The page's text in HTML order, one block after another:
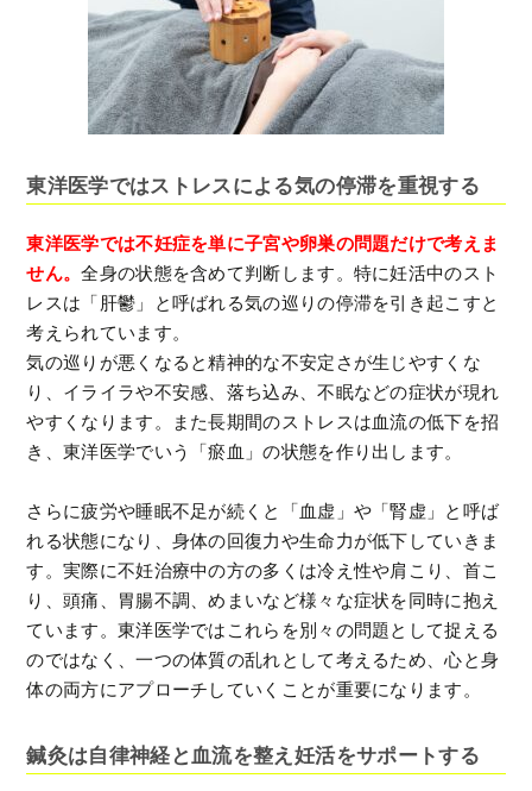
東洋医学ではストレスによる気の停滞を重視する
東洋医学では不妊症を単に子宮や卵巣の問題だけで考えま
せん。全身の状態を含めて判断します。特に妊活中のスト
レスは「肝鬱」と呼ばれる気の巡りの停滞を引き起こすと
考えられています。
気の巡りが悪くなると精神的な不安定さが生じやすくな
り、イライラや不安感、落ち込み、不眠などの症状が現れ
やすくなります。また長期間のストレスは血流の低下を招
き、東洋医学でいう「瘀血」の状態を作り出します。
さらに疲労や睡眠不足が続くと「血虚」や「腎虚」と呼ば
れる状態になり、身体の回復力や生命力が低下していきま
す。実際に不妊治療中の方の多くは冷え性や肩こり、首こ
り、頭痛、胃腸不調、めまいなど様々な症状を同時に抱え
ています。東洋医学ではこれらを別々の問題として捉える
のではなく、一つの体質の乱れとして考えるため、心と身
体の両方にアプローチしていくことが重要になります。
鍼灸は自律神経と血流を整え妊活をサポートする